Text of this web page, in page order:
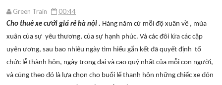
Green Train 00:44
Cho thuê xe cưới giá rẻ hà nội . Hàng năm cứ mỗi độ xuân về , mùa
xuân của sự yêu thương, của sự hạnh phúc. Và các đôi lứa các cặp
uyên ương, sau bao nhiêu ngày tìm hiểu gắn kết đã quyết định tổ
chức lễ thành hôn, ngày trọng đại và cao quý nhất của mỗi con người,
và cũng theo đó là lựa chọn cho buổi lể thanh hôn những chiếc xe đón